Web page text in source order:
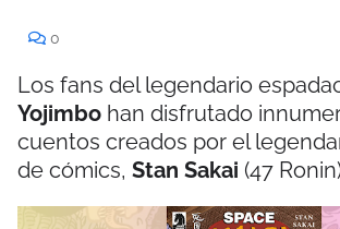
0
Los fans del legendario
Yojimbo han disfrutado
cuentos creados por el
de cómics, Stan Sakai (47